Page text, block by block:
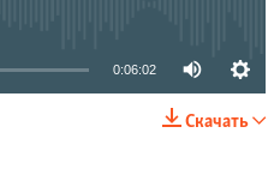
0:06:02
Скачать